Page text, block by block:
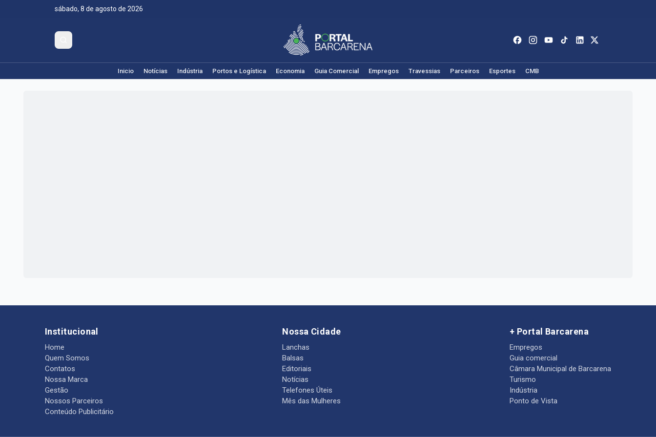
sábado, 8 de agosto de 2026
Inicio Notícias Indústria Portos e Logística Economia Guia Comercial Empregos Travessias Parceiros Esportes CMB
Institucional
Home
Quem Somos
Contatos
Nossa Marca
Gestão
Nossos Parceiros
Conteúdo Publicitário
Nossa Cidade
Lanchas
Balsas
Editoriais
Notícias
Telefones Úteis
Mês das Mulheres
+ Portal Barcarena
Empregos
Guia comercial
Câmara Municipal de Barcarena
Turismo
Indústria
Ponto de Vista